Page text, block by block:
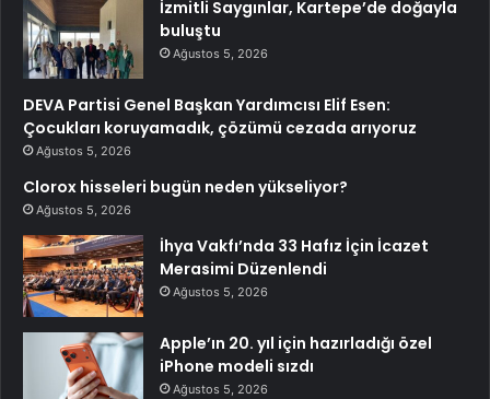
İzmitli Saygınlar, Kartepe’de doğayla
buluştu
Ağustos 5, 2026
DEVA Partisi Genel Başkan Yardımcısı Elif Esen:
Çocukları koruyamadık, çözümü cezada arıyoruz
Ağustos 5, 2026
Clorox hisseleri bugün neden yükseliyor?
Ağustos 5, 2026
İhya Vakfı’nda 33 Hafız İçin İcazet
Merasimi Düzenlendi
Ağustos 5, 2026
Apple’ın 20. yıl için hazırladığı özel
iPhone modeli sızdı
Ağustos 5, 2026